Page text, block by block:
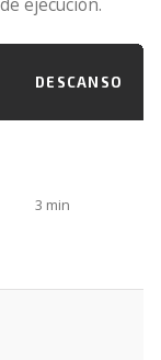
DESCANSO
3 min